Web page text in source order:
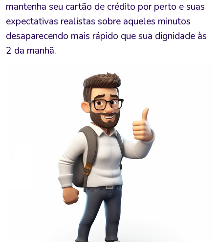
mantenha seu cartão de crédito por perto e suas
expectativas realistas sobre aqueles minutos
desaparecendo mais rápido que sua dignidade às
2 da manhã.